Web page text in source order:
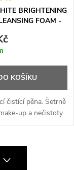
BRIGHTENING
FOAM -
KOŠÍKU
čistící pěna. Šetrně
up a nečistoty.